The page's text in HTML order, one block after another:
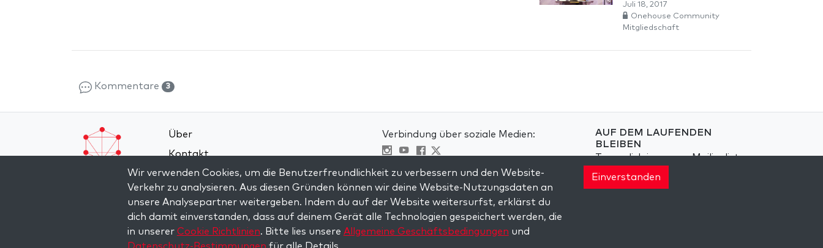
Juli 18, 2017
Onehouse Community
Mitgliedschaft
Kommentare 3
Über
Kontakt
Allgemeine
Geschäftsbedingungen
Datenschutz-Bestimmungen
Verbindung über soziale Medien:
Visit kabbalah master classes
AUF DEM LAUFENDEN
BLEIBEN
Trage dich in unsere Mailingliste
ein und erhalte wöchentlich
neue Anregungen in deinem
Wir verwenden Cookies, um die Benutzerfreundlichkeit zu verbessern und den Website-
Verkehr zu analysieren. Aus diesen Gründen können wir deine Website-Nutzungsdaten an
unsere Analysepartner weitergeben. Indem du auf der Website weitersurfst, erklärst du
dich damit einverstanden, dass auf deinem Gerät alle Technologien gespeichert werden, die
in unserer Cookie Richtlinien. Bitte lies unsere Allgemeine Geschäftsbedingungen und
Einverstanden